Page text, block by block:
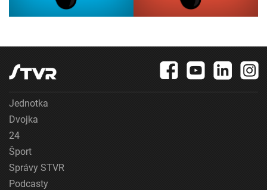
Jednotka
Dvojka
24
Šport
Správy STVR
Podcasty